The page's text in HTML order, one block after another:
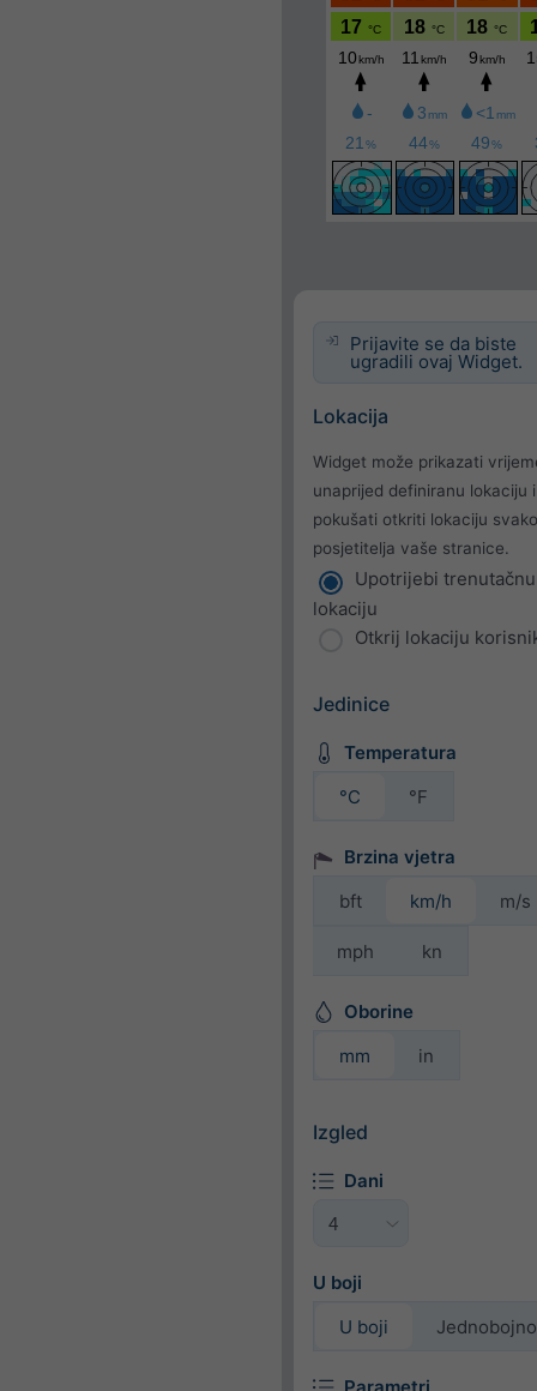
Prijavite se da biste
ugradili ovaj Widget.
Lokacija
Widget može prikazati
unaprijed definiranu lokaciju
pokušati otkriti lokaciju
posjetitelja vaše stranice.
Upotrijebi trenutačnu
lokaciju
Otkrij lokaciju
Jedinice
Temperatura
°C
°F
Brzina vjetra
bft
km/h m/s
mph kn
Oborine
mm
in
Izgled
Dani
U boji
U boji
Jednobojno